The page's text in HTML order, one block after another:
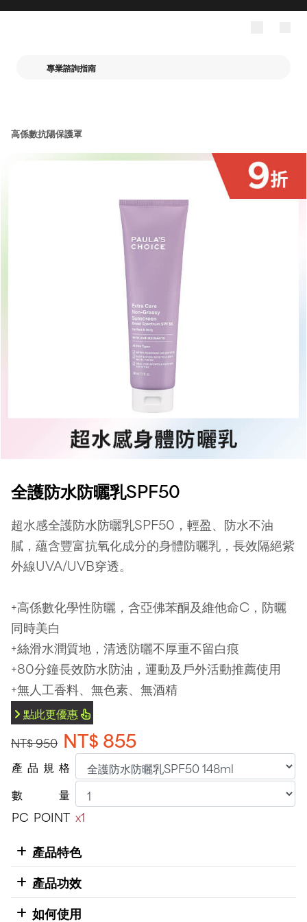
專業諮詢指南
高係數抗陽保護罩
全護防水防曬乳SPF50
超水感全護防水防曬乳SPF50，輕盈、防水不油
膩，蘊含豐富抗氧化成分的身體防曬乳，長效隔絕紫
外線UVA/UVB穿透。
+高係數化學性防曬，含亞佛苯酮及維他命C，防曬
同時美白
+絲滑水潤質地，清透防曬不厚重不留白痕
+80分鐘長效防水防油，運動及戶外活動推薦使用
+無人工香料、無色素、無酒精
點此更優惠
NT$ 950 NT$ 855
產 品 規 格
數
量
PC POINT x1
產品特色
產品功效
如何使用